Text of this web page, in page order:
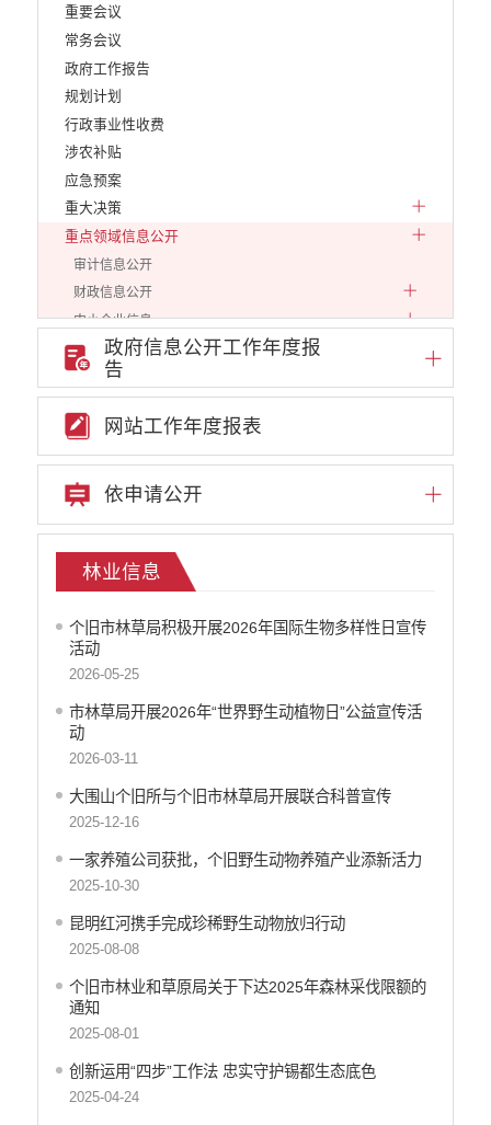
重要会议
常务会议
政府工作报告
规划计划
行政事业性收费
涉农补贴
应急预案
重大决策
重点领域信息公开
审计信息公开
财政信息公开
中小企业信息
行政审批信息
环保信息
就业创业
文化、旅游
民政信息
乡村振兴
农业发展
气象信息
林业信息
教育教学
重大建设项目信息
住房和建设
自然资源
公共资源交易信息
云南省新闻发布厅
权责清单
行政处罚和行政强制
政府信息公开工作年度报
告
网站工作年度报表
依申请公开
林业信息
个旧市林草局积极开展2026年国际生物多样性日宣传
活动
2026-05-25
市林草局开展2026年“世界野生动植物日”公益宣传活
动
2026-03-11
大围山个旧所与个旧市林草局开展联合科普宣传
2025-12-16
一家养殖公司获批，个旧野生动物养殖产业添新活力
2025-10-30
昆明红河携手完成珍稀野生动物放归行动
2025-08-08
个旧市林业和草原局关于下达2025年森林采伐限额的
通知
2025-08-01
创新运用“四步”工作法 忠实守护锡都生态底色
2025-04-24